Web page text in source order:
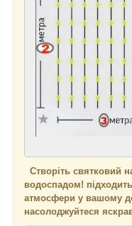
Створіть святковий
водоспадом!
атмосфери у вашому
насолоджуйтеся